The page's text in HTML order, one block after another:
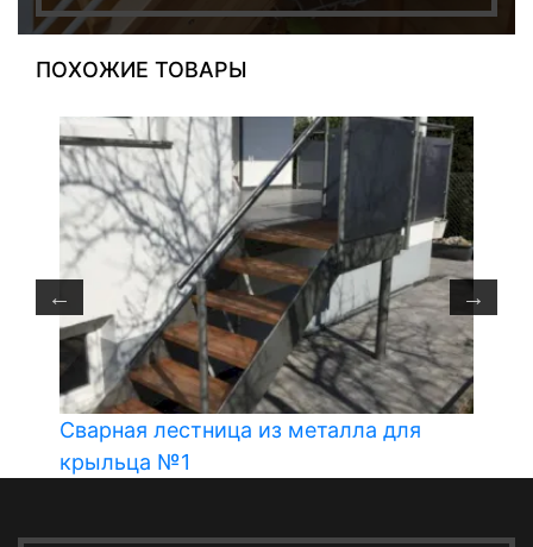
ПОХОЖИЕ ТОВАРЫ
Сварная лестница из металла для
крыльца №1